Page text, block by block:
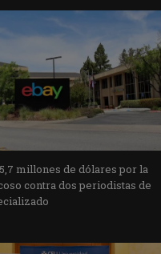
millones de dólares por la
contra dos periodistas de